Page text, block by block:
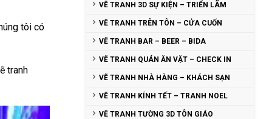
tôi có
tranh
VẼ TRANH 3D SỰ KIỆN – TRIỂN LÃM
VẼ TRANH TRÊN TÔN – CỬA CUỐN
VẼ TRANH BAR – BEER – BIDA
VẼ TRANH QUÁN ĂN VẶT – CHECK IN
VẼ TRANH NHÀ HÀNG – KHÁCH SẠN
VẼ TRANH KÍNH TẾT – TRANH NOEL
VẼ TRANH TƯỜNG 3D TÔN GIÁO